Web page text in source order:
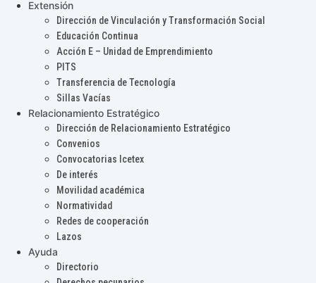
Extensión
Dirección de Vinculación y Transformación Social
Educación Continua
Acción E – Unidad de Emprendimiento
PITS
Transferencia de Tecnología
Sillas Vacías
Relacionamiento Estratégico
Dirección de Relacionamiento Estratégico
Convenios
Convocatorias Icetex
De interés
Movilidad académica
Normatividad
Redes de cooperación
Lazos
Ayuda
Directorio